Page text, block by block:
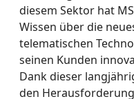
diesem Sektor hat
Wissen über die
telematischen
seinen Kunden
Dank dieser
den